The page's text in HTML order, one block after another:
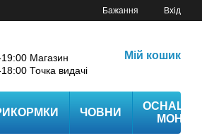
Бажання Вхід
Магазин
Точка видачі
Мій кошик
ЧОВНИ